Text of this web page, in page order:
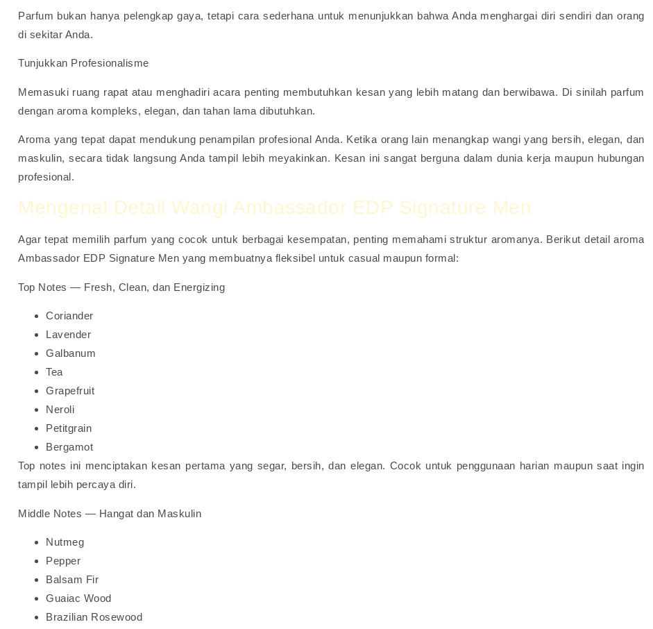
Parfum bukan hanya pelengkap gaya, tetapi cara sederhana untuk menunjukkan bahwa Anda menghargai diri sendiri dan orang
di sekitar Anda.
Tunjukkan Profesionalisme
Memasuki ruang rapat atau menghadiri acara penting membutuhkan kesan yang lebih matang dan berwibawa. Di sinilah parfum
dengan aroma kompleks, elegan, dan tahan lama dibutuhkan.
Aroma yang tepat dapat mendukung penampilan profesional Anda. Ketika orang lain menangkap wangi yang bersih, elegan, dan
maskulin, secara tidak langsung Anda tampil lebih meyakinkan. Kesan ini sangat berguna dalam dunia kerja maupun hubungan
profesional.
Mengenal Detail Wangi Ambassador EDP Signature Men
Agar tepat memilih parfum yang cocok untuk berbagai kesempatan, penting memahami struktur aromanya. Berikut detail aroma
Ambassador EDP Signature Men yang membuatnya fleksibel untuk casual maupun formal:
Top Notes — Fresh, Clean, dan Energizing
Coriander
Lavender
Galbanum
Tea
Grapefruit
Neroli
Petitgrain
Bergamot
Top notes ini menciptakan kesan pertama yang segar, bersih, dan elegan. Cocok untuk penggunaan harian maupun saat ingin
tampil lebih percaya diri.
Middle Notes — Hangat dan Maskulin
Nutmeg
Pepper
Balsam Fir
Guaiac Wood
Brazilian Rosewood